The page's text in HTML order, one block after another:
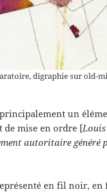
digraphie sur old-
principalement un
mise en ordre [
autoritaire généré
en fil noir, en